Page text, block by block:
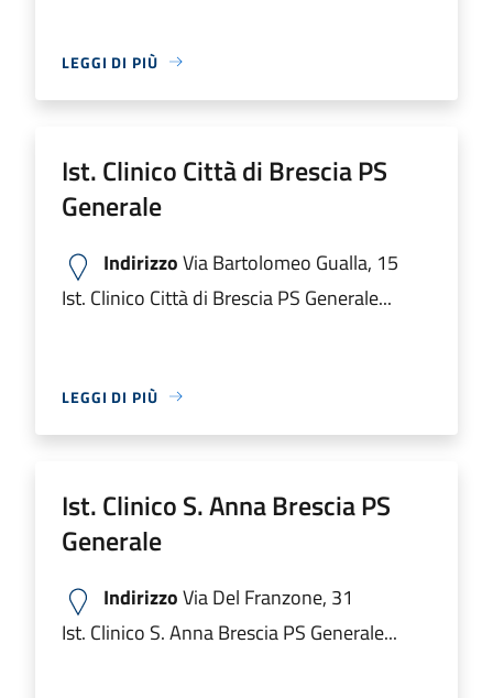
LEGGI DI PIÙ
Ist. Clinico Città di Brescia PS
Generale
IndirizzoVia Bartolomeo Gualla, 15
Ist. Clinico Città di Brescia PS Generale...
LEGGI DI PIÙ
Ist. Clinico S. Anna Brescia PS
Generale
IndirizzoVia Del Franzone, 31
Ist. Clinico S. Anna Brescia PS Generale...